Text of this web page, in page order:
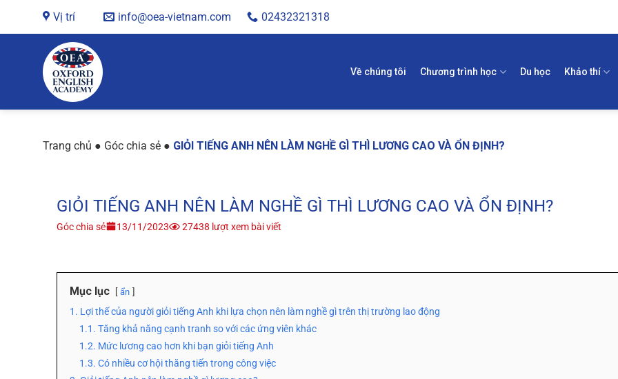
Vị trí info@oea-vietnam.com 02432321318
Về chúng tôi Chương trình học Du học Khảo thí
Trang chủ ● Góc chia sẻ ● GIỎI TIẾNG ANH NÊN LÀM NGHỀ GÌ THÌ LƯƠNG CAO VÀ ỔN ĐỊNH?
GIỎI TIẾNG ANH NÊN LÀM NGHỀ GÌ THÌ LƯƠNG CAO VÀ ỔN ĐỊNH?
Góc chia sẻ 13/11/2023 27438 lượt xem bài viết
Mục lục ẩn
1. Lợi thế của người giỏi tiếng Anh khi lựa chọn nên làm nghề gì trên thị trường lao động
1.1. Tăng khả năng cạnh tranh so với các ứng viên khác
1.2. Mức lương cao hơn khi bạn giỏi tiếng Anh
1.3. Có nhiều cơ hội thăng tiến trong công việc